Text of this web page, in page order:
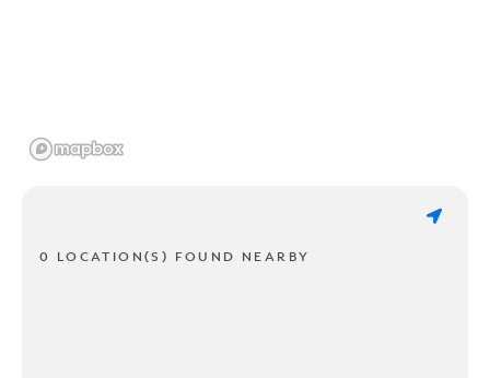
0 LOCATION(S) FOUND NEARBY